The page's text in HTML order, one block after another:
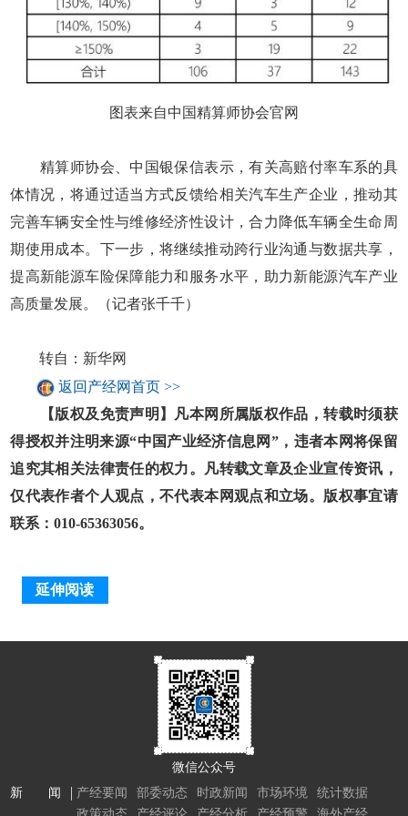
图表来自中国精算师协会官网
精算师协会、中国银保信表示，有关高赔付率车系的具
体情况，将通过适当方式反馈给相关汽车生产企业，推动其
完善车辆安全性与维修经济性设计，合力降低车辆全生命周
期使用成本。下一步，将继续推动跨行业沟通与数据共享，
提高新能源车险保障能力和服务水平，助力新能源汽车产业
高质量发展。（记者张千千）
转自：新华网
返回产经网首页 >>
【版权及免责声明】凡本网所属版权作品，转载时须获
得授权并注明来源“中国产业经济信息网”，违者本网将保留
追究其相关法律责任的权力。凡转载文章及企业宣传资讯，
仅代表作者个人观点，不代表本网观点和立场。版权事宜请
联系：010-65363056。
延伸阅读
微信公众号
新 闻
产经要闻 部委动态 时政新闻 市场环境
统计数据